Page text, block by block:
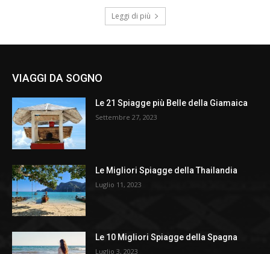
Leggi di più
VIAGGI DA SOGNO
Le 21 Spiagge più Belle della Giamaica
Settembre 27, 2023
Le Migliori Spiagge della Thailandia
Luglio 11, 2023
Le 10 Migliori Spiagge della Spagna
Luglio 3, 2023